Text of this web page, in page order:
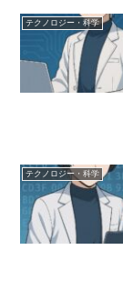
テクノロジー・科学
テクノロジー・科学